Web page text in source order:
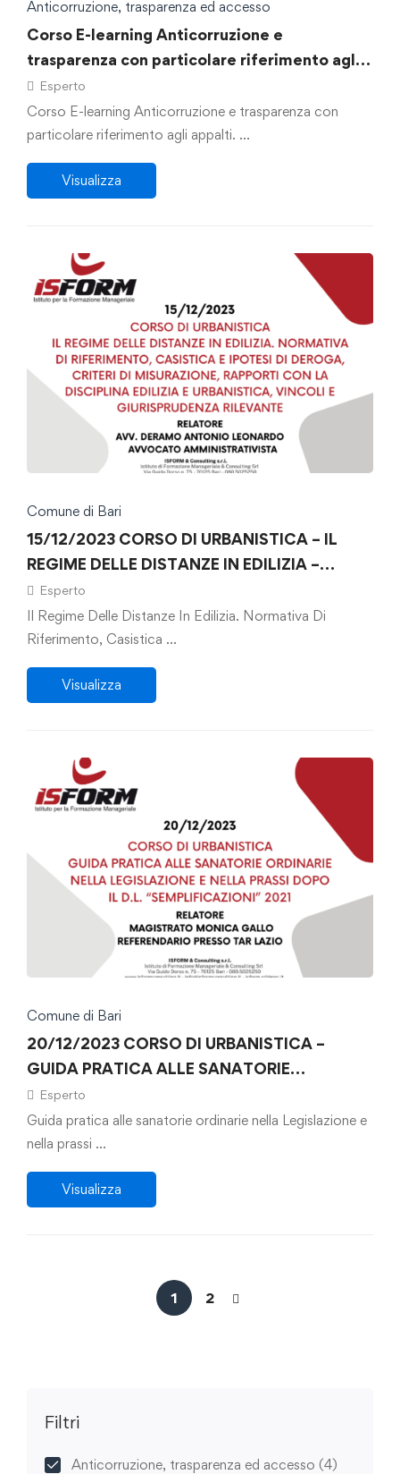
Filtri
Anticorruzione, trasparenza ed accesso (4)
Anticorruzione, trasparenza ed accesso
Corso E-learning Anticorruzione e
trasparenza con particolare riferimento agli
appalti
Esperto
Corso E-learning Anticorruzione e trasparenza con
particolare riferimento agli appalti. …
Visualizza
Comune di Bari
15/12/2023 CORSO DI URBANISTICA – IL
REGIME DELLE DISTANZE IN EDILIZIA –
AVVOCATO A. L. DERAMO
Esperto
Il Regime Delle Distanze In Edilizia. Normativa Di
Riferimento, Casistica …
Visualizza
Comune di Bari
20/12/2023 CORSO DI URBANISTICA –
GUIDA PRATICA ALLE SANATORIE
ORDINARIE NELLA LEGISLAZIONE E NELLA
PRASSI DOPO IL DL “SEMPLIFICAZIONI”
2021
Esperto
Guida pratica alle sanatorie ordinarie nella Legislazione e
nella prassi …
Visualizza
1 2